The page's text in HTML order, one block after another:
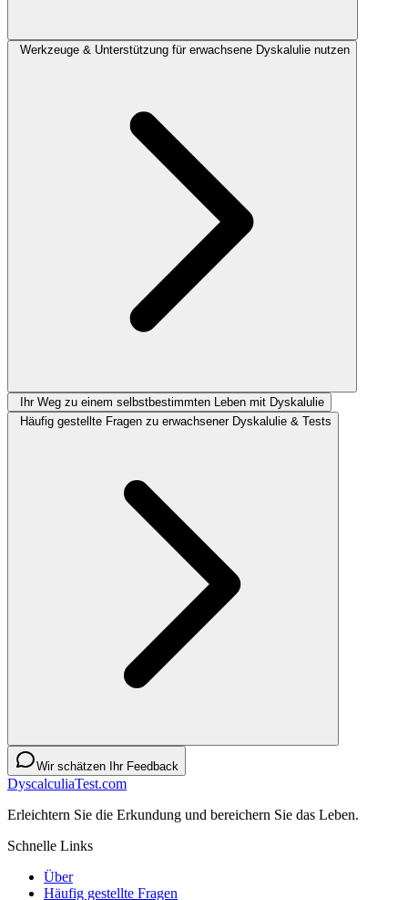
Werkzeuge & Unterstützung für erwachsene Dyskalulie nutzen
Ihr Weg zu einem selbstbestimmten Leben mit Dyskalulie
Häufig gestellte Fragen zu erwachsener Dyskalulie & Tests
Wir schätzen Ihr Feedback
DyscalculiaTest.com
Erleichtern Sie die Erkundung und bereichern Sie das Leben.
Schnelle Links
Über
Häufig gestellte Fragen